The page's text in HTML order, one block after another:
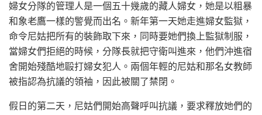
婦女分隊的管理人是一個五十幾歲的藏人婦女，她是以粗暴
和象老鷹一樣的警覺而出名。新年第一天她走進婦女監獄，
命令尼姑把所有的裝飾取下來，同時要她們換上監獄制服，
當婦女們拒絕的時候，分隊長就把守衛叫進來，他們沖進宿
舍開始殘酷地毆打婦女犯人。兩個年輕的尼姑和那名女教師
被指認為抗議的領袖，因此被關了禁閉。
假日的第二天，尼姑們開始高聲呼叫抗議，要求釋放她們的